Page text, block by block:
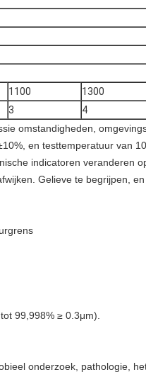
1100 1300
3 4
omstandigheden,
en testtemperatuur van
indicatoren veranderen
Gelieve te begrijpen,
99,998% ≥ 0.3μm).
onderzoek, pathologie,